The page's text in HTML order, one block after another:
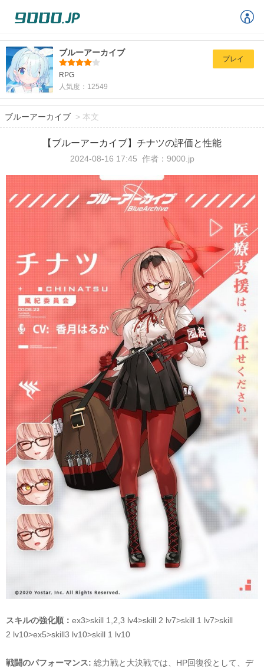
ブルーアーカイブ
RPG
人気度：12549
プレイ
ブルーアーカイブ > 本文
【ブルーアーカイブ】チナツの評価と性能
2024-08-16 17:45 作者：9000.jp
スキルの強化順： ex3>skill 1,2,3 lv4>skill 2 lv7>skill 1 lv7>skill
2 lv10>ex5>skill3 lv10>skill 1 lv10
戦闘のパフォーマンス: 総力戦と大決戦では、 HP回復役として、デ